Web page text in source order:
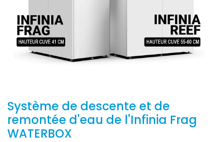
Système de descente et de
remontée d'eau de l'Infinia Frag
WATERBOX